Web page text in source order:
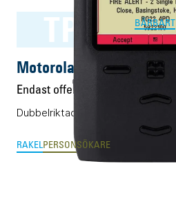
TPG2200
BÄRBART
Motorola TPG2200
Endast offert
Dubbelriktad personsökare för
RAKELPERSONSÖKARE